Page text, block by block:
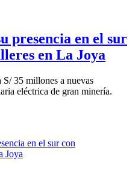
presencia en el sur
en La Joya
S/ 35 millones a nuevas
eléctrica de gran minería.